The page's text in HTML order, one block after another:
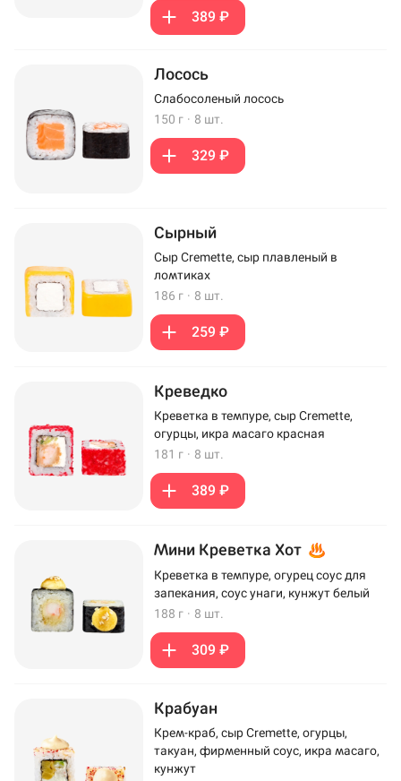
389 ₽
Лосось
Слабосоленый лосось
150 г · 8 шт.
329 ₽
Сырный
Сыр Cremette, сыр плавленый в
ломтиках
186 г · 8 шт.
259 ₽
Креведко
Креветка в темпуре, сыр Cremette,
огурцы, икра масаго красная
181 г · 8 шт.
389 ₽
Мини Креветка Хот
Креветка в темпуре, огурец соус для
запекания, соус унаги, кунжут белый
188 г · 8 шт.
309 ₽
Крабуан
Крем-краб, сыр Cremette, огурцы,
такуан, фирменный соус, икра масаго,
кунжут